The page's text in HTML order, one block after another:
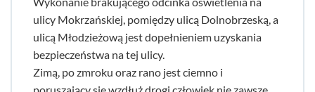
ulicy Mokrzańskiej, pomiędzy ulicą Dolnobrzeską, a
ulicą Młodzieżową jest dopełnieniem uzyskania
bezpieczeństwa na tej ulicy.
Zimą, po zmroku oraz rano jest ciemno i